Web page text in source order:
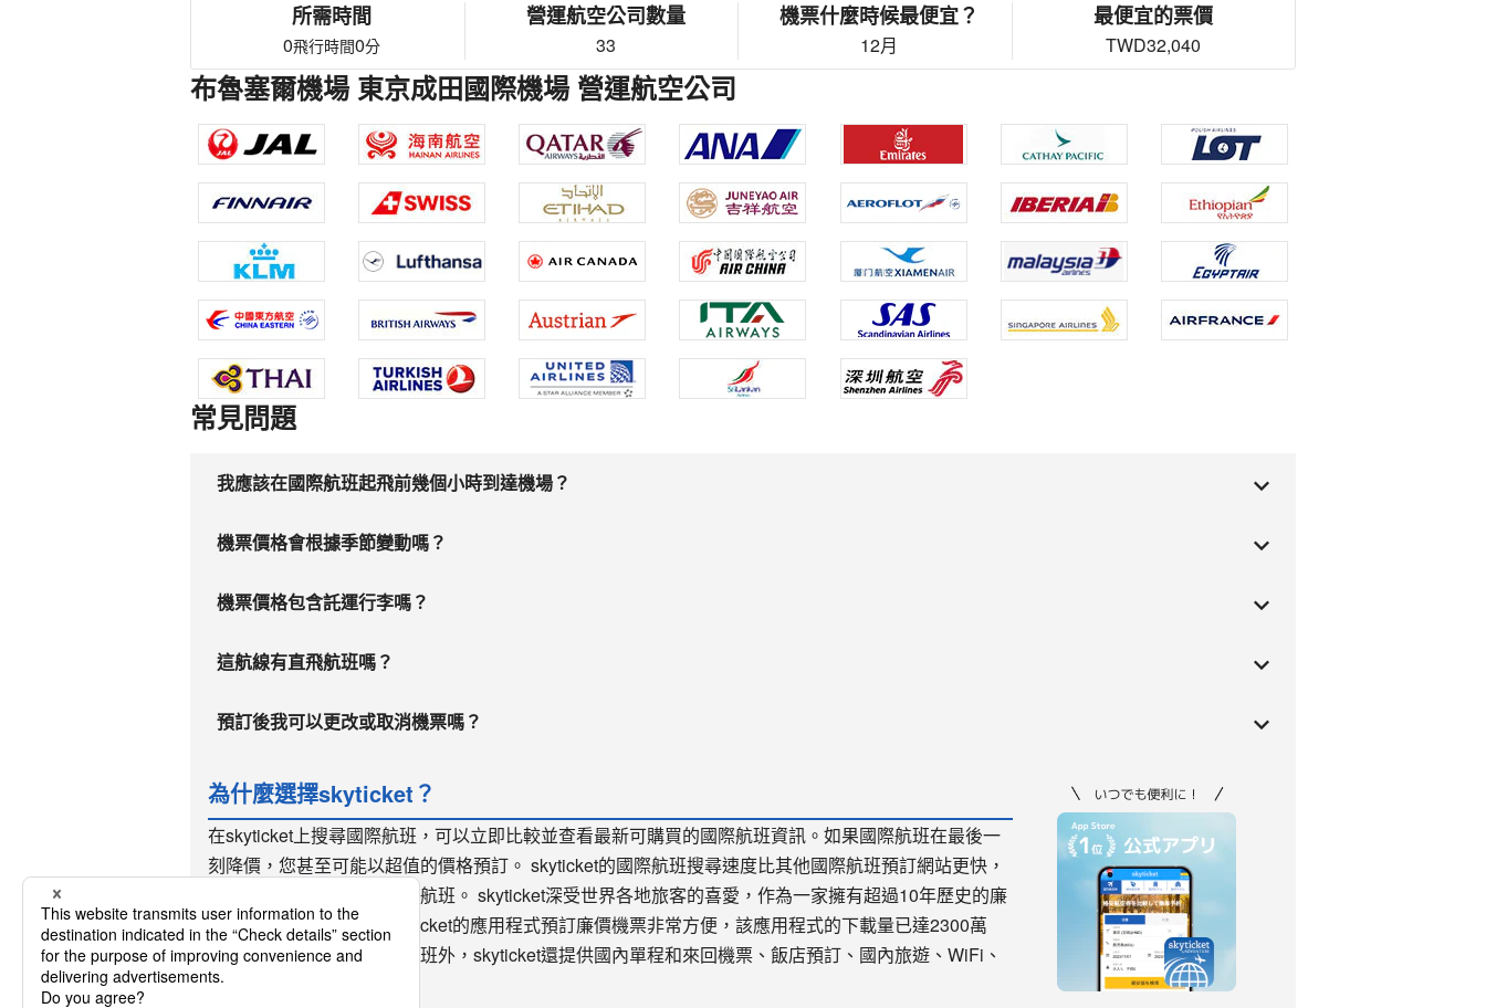
所需時間
0飛行時間0分
營運航空公司數量
33
機票什麼時候最便宜？
12月
最便宜的票價
TWD32,040
布魯塞爾機場 東京成田國際機場 營運航空公司
常見問題
我應該在國際航班起飛前幾個小時到達機場？
機票價格會根據季節變動嗎？
機票價格包含託運行李嗎？
這航線有直飛航班嗎？
預訂後我可以更改或取消機票嗎？
為什麼選擇skyticket？
在skyticket上搜尋國際航班，可以立即比較並查看最新可購買的國際航班資訊。如果國際航班在最後一
刻降價，您甚至可能以超值的價格預訂。 skyticket的國際航班搜尋速度比其他國際航班預訂網站更快，
方便您在最後一刻預訂國際航班。 skyticket深受世界各地旅客的喜愛，作為一家擁有超過10年歷史的廉
價機票預訂網站。使用skyticket的應用程式預訂廉價機票非常方便，該應用程式的下載量已達2300萬
次，用戶眾多。除了國際航班外，skyticket還提供國內單程和來回機票、飯店預訂、國內旅遊、WiFi、
高速巴士和租車預訂服務。